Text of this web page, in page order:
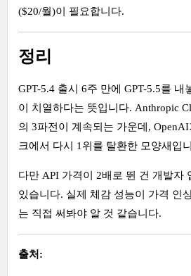
($20/월)이 필요합니다.
정리
GPT-5.4 출시 6주 만에 GPT-5.5를
이 치열하다는 뜻입니다. Anthropic
의 3파전이 계속되는 가운데,
크에서 다시 1위를 탈환한 모양새입
다만 API 가격이 2배로 뛴 건 개발자
있습니다. 실제 체감 성능이 가격 인
는 직접 써봐야 알 것 같습니다.
출처: